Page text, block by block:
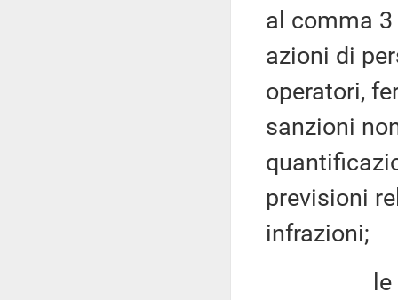
al comma
azioni di
operatori,
sanzioni
previsioni
infrazioni;
le